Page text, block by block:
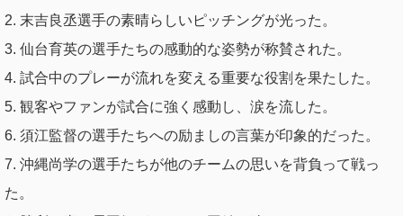
2. 末吉良丞選手の素晴らしいピッチングが光った。
3. 仙台育英の選手たちの感動的な姿勢が称賛された。
4. 試合中のプレーが流れを変える重要な役割を果たした。
5. 観客やファンが試合に強く感動し、涙を流した。
6. 須江監督の選手たちへの励ましの言葉が印象的だった。
7. 沖縄尚学の選手たちが他のチームの思いを背負って戦っ
た。